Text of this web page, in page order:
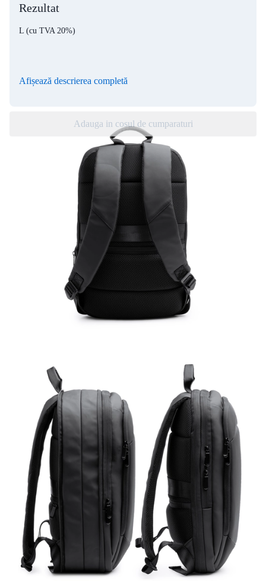
Rezultat
L (cu TVA 20%)
Afișează descrierea completă
Adauga in cosul de cumparaturi
Atentie! Acest produs poate fi personalizat,
comanda minimă este de 5 unit.
Rucsac KUGAR
Rucsac extensibil anti-furt, confecționat din piele PU. Acest
rucsac nu numai că oferă stil și durabilitate, ci și siguranță
suplimentară pentru lucrurile dumneavoastră. Cu un design
inteligent, compartimentul principal este situat în partea din spate
a rucsacului, ceea ce îngreunează accesul potențialilor hoți.
articolele organizate și la îndemână. Pentru confortul
dumneavoastră, mânerele și partea din spate a rucsacului sunt
căptușite, oferind suport ergonomic. În plus, include o curea
pentru transport, astfel încât să o puteți atașa la bagajul de mână
atunci când călătoriți. Combină siguranța, funcționalitatea și stilul
cu rucsacul nostru extensibil antifurt din piele PU. Protejați-vă
bunurile în confort și stil în timp ce vă deplasați.
Detalii produs:
Dimensiune:
30cm/44cm/18cm
Material:
Piele PU
Culori: negru
Greutate:800 g
Marking:
DTF / Serigrafie